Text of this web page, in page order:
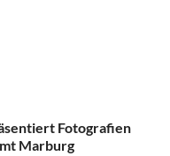
Fotografien
Marburg